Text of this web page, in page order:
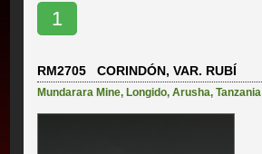
1
RM2705 CORINDÓN, VAR. RUBÍ
Mundarara Mine, Longido,Arusha,Tanzania